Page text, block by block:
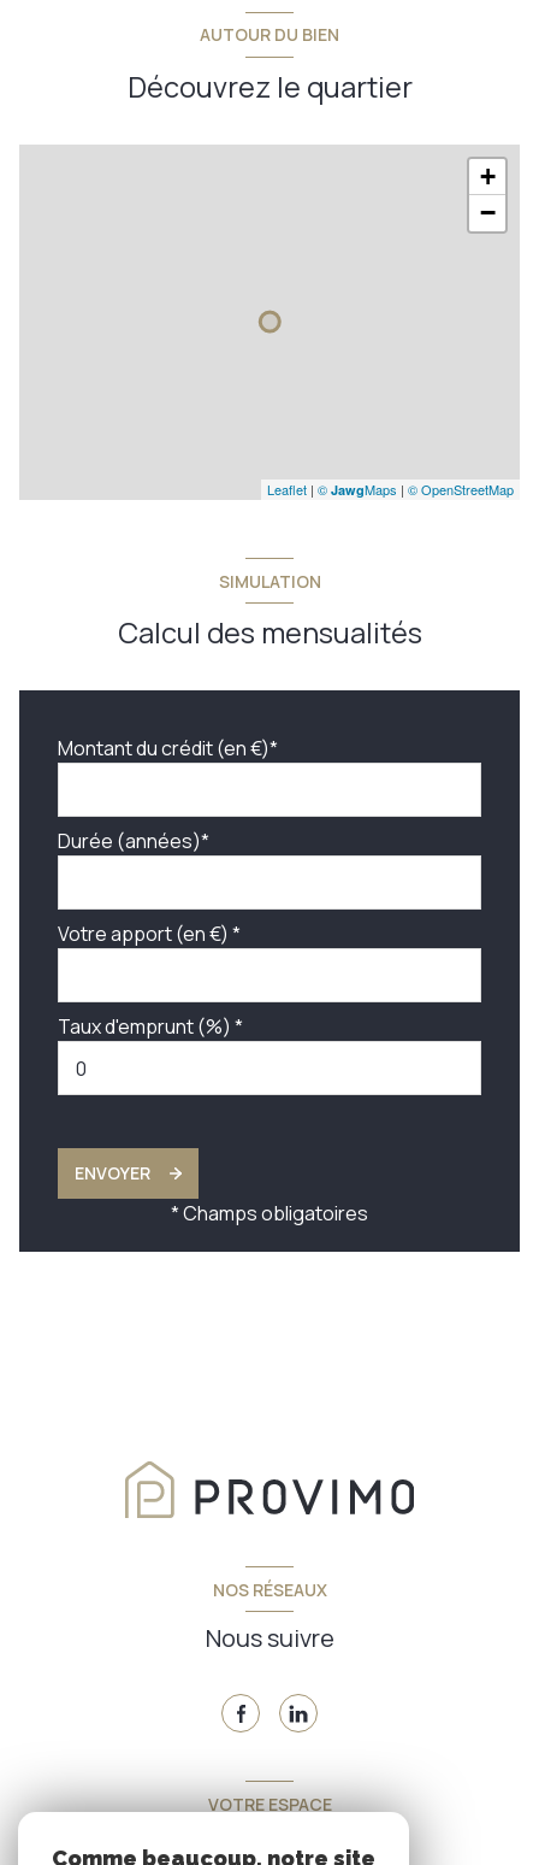
chambre
7.52 m²
AUTOUR DU BIEN
Découvrez le quartier
+
−
Leaflet | © JawgMaps | © OpenStreetMap
SIMULATION
Calcul des mensualités
Montant du crédit (en €)*
Durée (années)*
Votre apport (en €) *
Taux d'emprunt (%) *
ENVOYER
* Champs obligatoires
NOS RÉSEAUX
Nous suivre
VOTRE ESPACE
Espace propriétaire
Comme beaucoup, notre site